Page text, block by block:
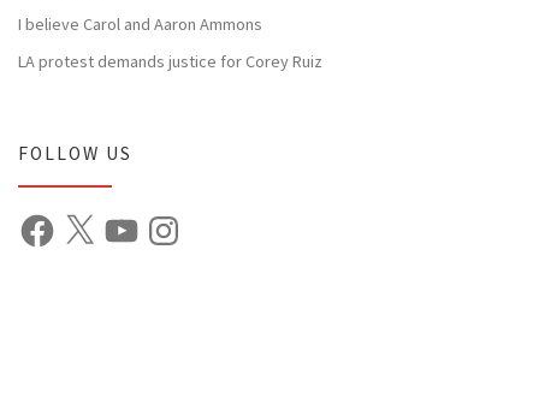
I believe Carol and Aaron Ammons
LA protest demands justice for Corey Ruiz
FOLLOW US
Facebook YouTubeInstagram